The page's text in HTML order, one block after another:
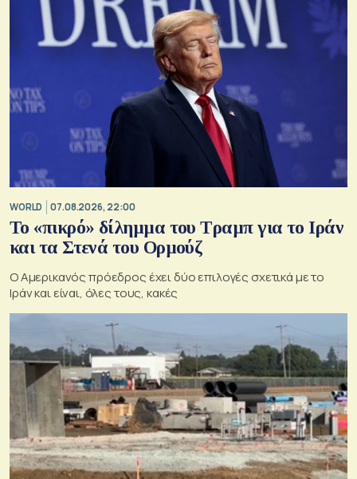
WORLD 07.08.2026, 22:00
Το «πικρό» δίλημμα του Τραμπ για το Ιράν
και τα Στενά του Ορμούζ
Ο Αμερικανός πρόεδρος έχει δύο επιλογές σχετικά με το
Ιράν και είναι, όλες τους, κακές